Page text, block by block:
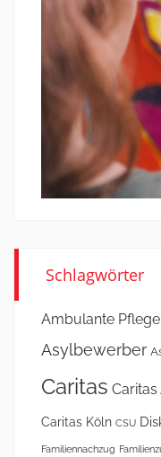
Schlagwörter
Ambulante Pflege
Asylbewerber
Caritas
Caritas Köln CSU
Familiennachzug